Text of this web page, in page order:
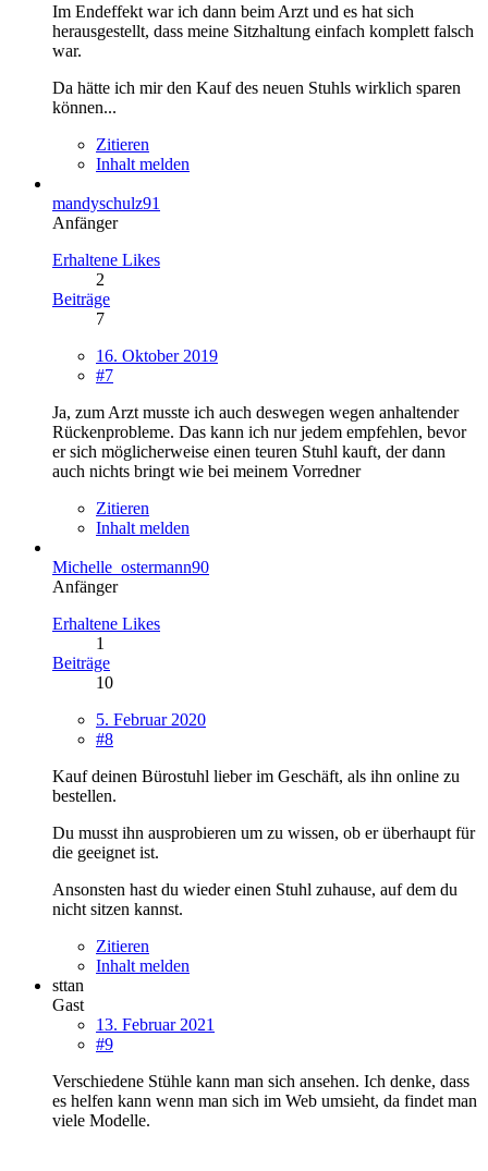
Im Endeffekt war ich dann beim Arzt und es hat sich
herausgestellt, dass meine Sitzhaltung einfach komplett falsch
war.
Da hätte ich mir den Kauf des neuen Stuhls wirklich sparen
können...
Zitieren
Inhalt melden
mandyschulz91
Anfänger
Erhaltene Likes
2
Beiträge
7
16. Oktober 2019
#7
Ja, zum Arzt musste ich auch deswegen wegen anhaltender
Rückenprobleme. Das kann ich nur jedem empfehlen, bevor
er sich möglicherweise einen teuren Stuhl kauft, der dann
auch nichts bringt wie bei meinem Vorredner
Zitieren
Inhalt melden
Michelle_ostermann90
Anfänger
Erhaltene Likes
1
Beiträge
10
5. Februar 2020
#8
Kauf deinen Bürostuhl lieber im Geschäft, als ihn online zu
bestellen.
Du musst ihn ausprobieren um zu wissen, ob er überhaupt für
die geeignet ist.
Ansonsten hast du wieder einen Stuhl zuhause, auf dem du
nicht sitzen kannst.
Zitieren
Inhalt melden
sttan
Gast
13. Februar 2021
#9
Verschiedene Stühle kann man sich ansehen. Ich denke, dass
es helfen kann wenn man sich im Web umsieht, da findet man
viele Modelle.